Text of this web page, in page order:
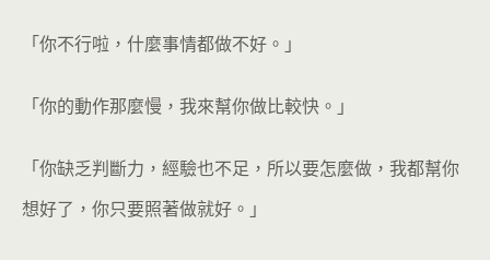
「你不行啦，什麼事情都做不好。」
「你的動作那麼慢，我來幫你做比較快。」
「你缺乏判斷力，經驗也不足，所以要怎麼做，我都幫你
想好了，你只要照著做就好。」